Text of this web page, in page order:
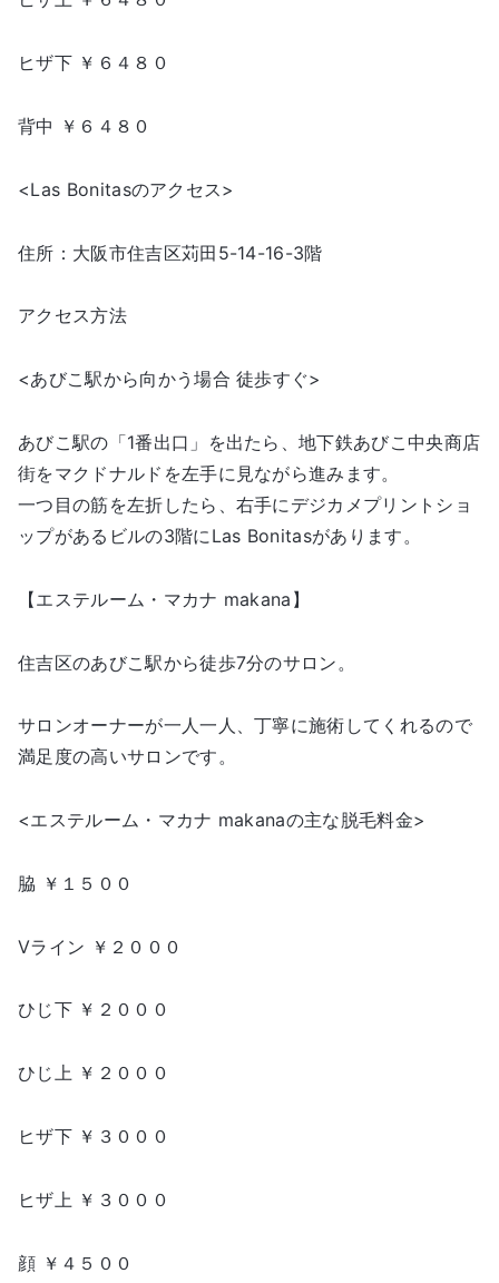
ヒザ下 ￥６４８０
背中 ￥６４８０
<Las Bonitasのアクセス>
住所：大阪市住吉区苅田5-14-16-3階
アクセス方法
<あびこ駅から向かう場合 徒歩すぐ>
あびこ駅の「1番出口」を出たら、地下鉄あびこ中央商店
街をマクドナルドを左手に見ながら進みます。
一つ目の筋を左折したら、右手にデジカメプリントショ
ップがあるビルの3階にLas Bonitasがあります。
【エステルーム・マカナ makana】
住吉区のあびこ駅から徒歩7分のサロン。
サロンオーナーが一人一人、丁寧に施術してくれるので
満足度の高いサロンです。
<エステルーム・マカナ makanaの主な脱毛料金>
脇 ￥１５００
Vライン ￥２０００
ひじ下 ￥２０００
ひじ上 ￥２０００
ヒザ下 ￥３０００
ヒザ上 ￥３０００
顔 ￥４５００